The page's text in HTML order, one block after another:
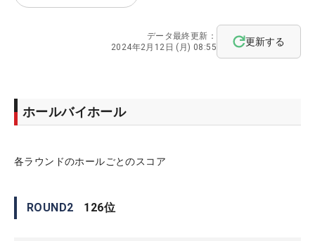
データ最終更新：
2024年2月12日 (月) 08:55
更新する
ホールバイホール
各ラウンドのホールごとのスコア
ROUND2 126位